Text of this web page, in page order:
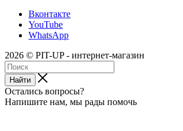
Вконтакте
YouTube
WhatsApp
2026 © PIT-UP - интернет-магазин
Найти
Остались вопросы?
Напишите нам, мы рады помочь